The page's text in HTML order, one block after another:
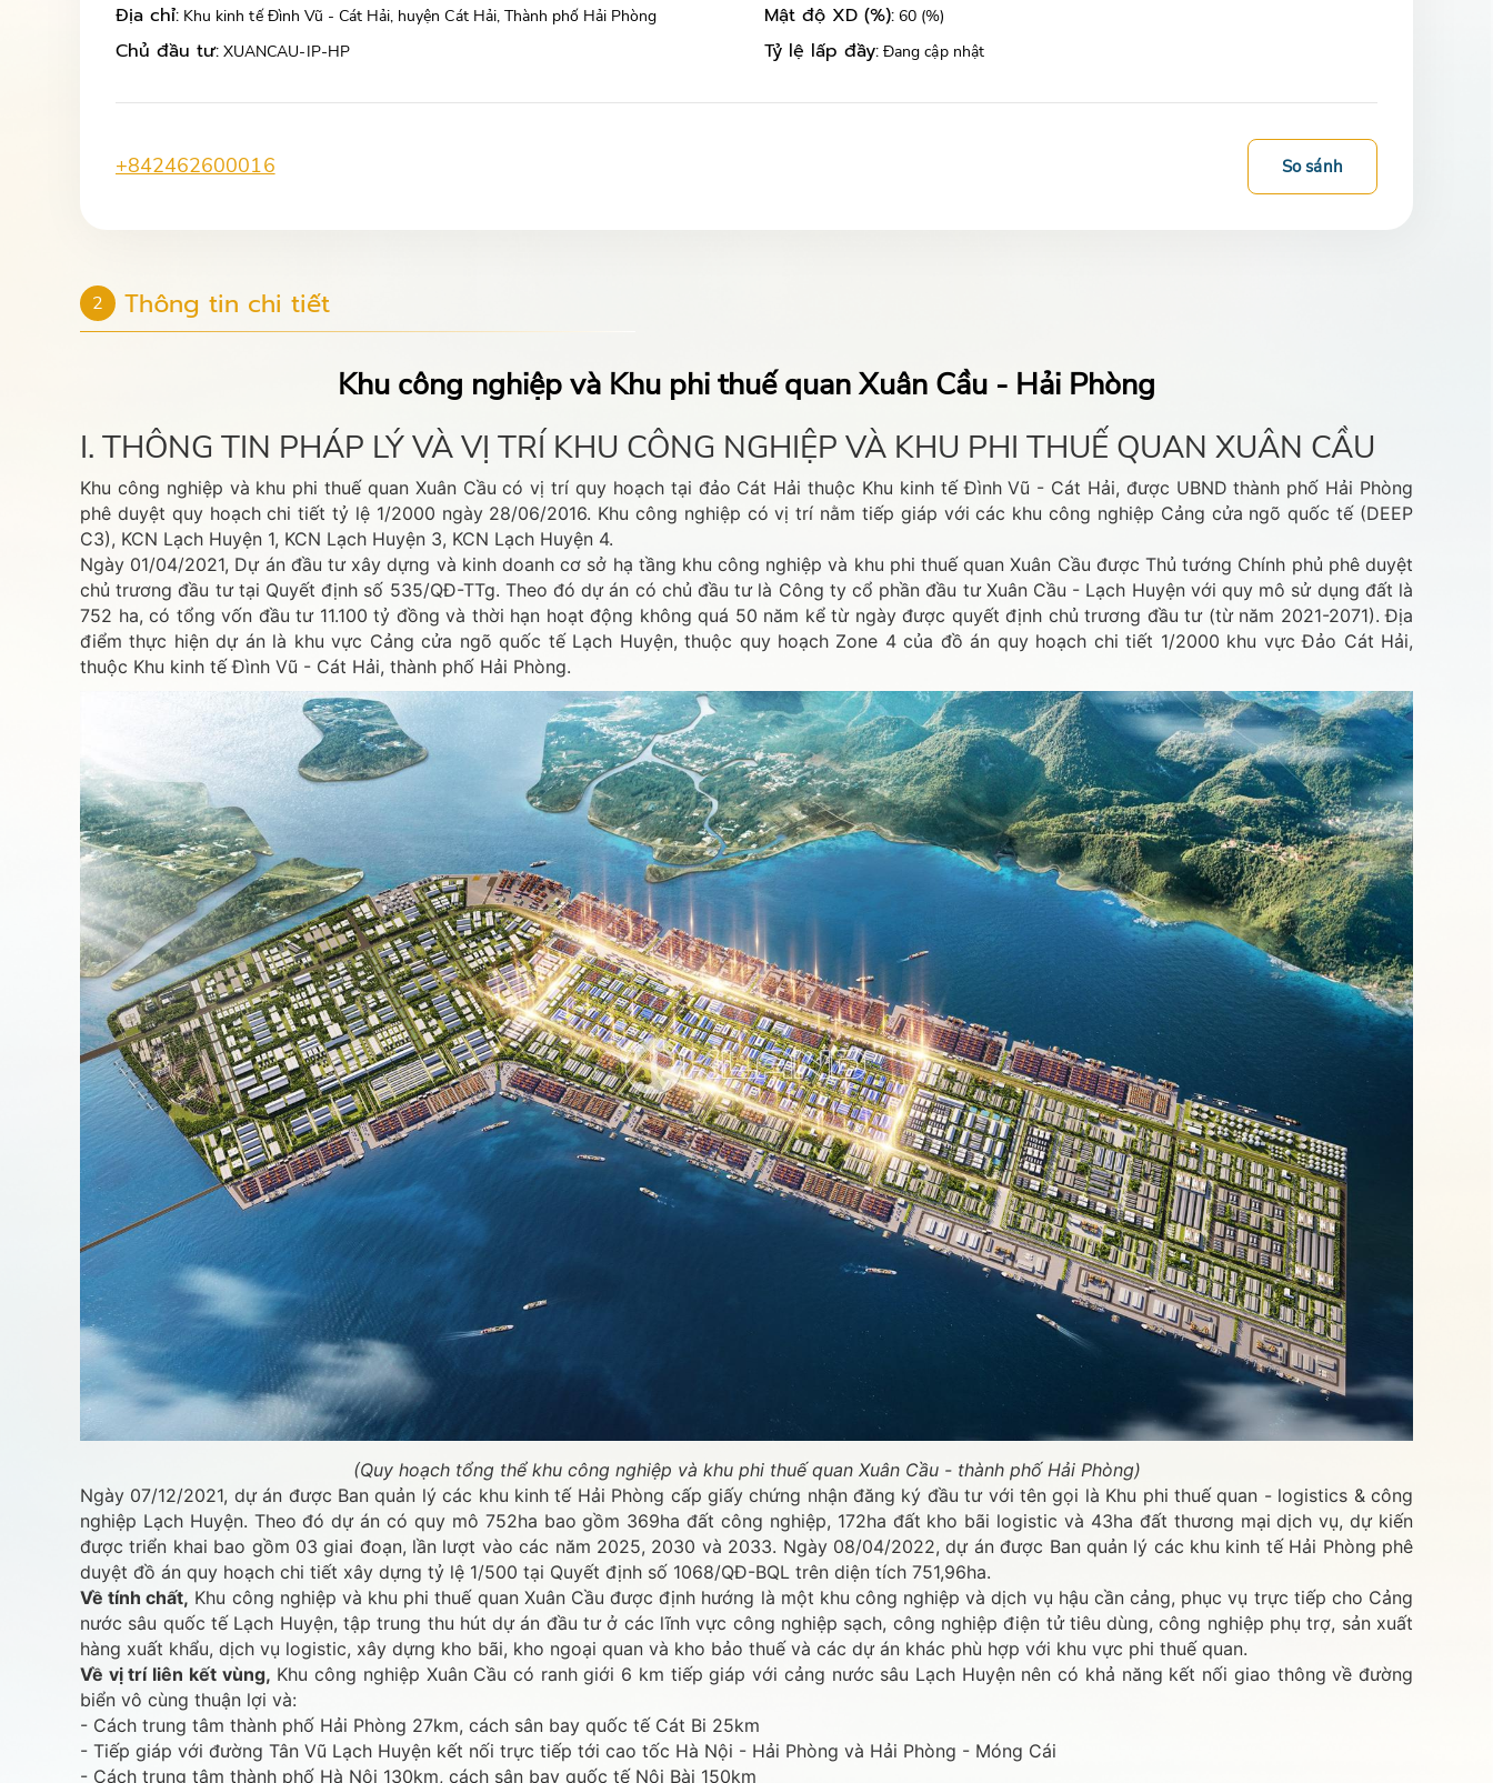
Địa chỉ: Khu kinh tế Đình Vũ - Cát Hải, huyện Cát Hải, Thành phố Hải Phòng
Chủ đầu tư: XUANCAU-IP-HP
Mật độ XD (%): 60 (%)
Tỷ lệ lấp đầy: Đang cập nhật
+842462600016 So sánh
2 Thông tin chi tiết
Khu công nghiệp và Khu phi thuế quan Xuân Cầu - Hải Phòng
I. THÔNG TIN PHÁP LÝ VÀ VỊ TRÍ KHU CÔNG NGHIỆP VÀ KHU PHI THUẾ QUAN XUÂN CẦU
Khu công nghiệp và khu phi thuế quan Xuân Cầu có vị trí quy hoạch tại đảo Cát Hải thuộc Khu kinh tế Đình Vũ - Cát Hải, được UBND thành phố Hải Phòng
phê duyệt quy hoạch chi tiết tỷ lệ 1/2000 ngày 28/06/2016. Khu công nghiệp có vị trí nằm tiếp giáp với các khu công nghiệp Cảng cửa ngõ quốc tế (DEEP
C3), KCN Lạch Huyện 1, KCN Lạch Huyện 3, KCN Lạch Huyện 4.
Ngày 01/04/2021, Dự án đầu tư xây dựng và kinh doanh cơ sở hạ tầng khu công nghiệp và khu phi thuế quan Xuân Cầu được Thủ tướng Chính phủ phê duyệt
chủ trương đầu tư tại Quyết định số 535/QĐ-TTg. Theo đó dự án có chủ đầu tư là Công ty cổ phần đầu tư Xuân Cầu - Lạch Huyện với quy mô sử dụng đất là
752 ha, có tổng vốn đầu tư 11.100 tỷ đồng và thời hạn hoạt động không quá 50 năm kể từ ngày được quyết định chủ trương đầu tư (từ năm 2021-2071). Địa
điểm thực hiện dự án là khu vực Cảng cửa ngõ quốc tế Lạch Huyện, thuộc quy hoạch Zone 4 của đồ án quy hoạch chi tiết 1/2000 khu vực Đảo Cát Hải,
thuộc Khu kinh tế Đình Vũ - Cát Hải, thành phố Hải Phòng.
(Quy hoạch tổng thể khu công nghiệp và khu phi thuế quan Xuân Cầu - thành phố Hải Phòng)
Ngày 07/12/2021, dự án được Ban quản lý các khu kinh tế Hải Phòng cấp giấy chứng nhận đăng ký đầu tư với tên gọi là Khu phi thuế quan - logistics & công
nghiệp Lạch Huyện. Theo đó dự án có quy mô 752ha bao gồm 369ha đất công nghiệp, 172ha đất kho bãi logistic và 43ha đất thương mại dịch vụ, dự kiến
được triển khai bao gồm 03 giai đoạn, lần lượt vào các năm 2025, 2030 và 2033. Ngày 08/04/2022, dự án được Ban quản lý các khu kinh tế Hải Phòng phê
duyệt đồ án quy hoạch chi tiết xây dựng tỷ lệ 1/500 tại Quyết định số 1068/QĐ-BQL trên diện tích 751,96ha.
Về tính chất, Khu công nghiệp và khu phi thuế quan Xuân Cầu được định hướng là một khu công nghiệp và dịch vụ hậu cần cảng, phục vụ trực tiếp cho Cảng
nước sâu quốc tế Lạch Huyện, tập trung thu hút dự án đầu tư ở các lĩnh vực công nghiệp sạch, công nghiệp điện tử tiêu dùng, công nghiệp phụ trợ, sản xuất
hàng xuất khẩu, dịch vụ logistic, xây dựng kho bãi, kho ngoại quan và kho bảo thuế và các dự án khác phù hợp với khu vực phi thuế quan.
Về vị trí liên kết vùng, Khu công nghiệp Xuân Cầu có ranh giới 6 km tiếp giáp với cảng nước sâu Lạch Huyện nên có khả năng kết nối giao thông về đường
biển vô cùng thuận lợi và:
- Cách trung tâm thành phố Hải Phòng 27km, cách sân bay quốc tế Cát Bi 25km
- Tiếp giáp với đường Tân Vũ Lạch Huyện kết nối trực tiếp tới cao tốc Hà Nội - Hải Phòng và Hải Phòng - Móng Cái
- Cách trung tâm thành phố Hà Nội 130km, cách sân bay quốc tế Nội Bài 150km